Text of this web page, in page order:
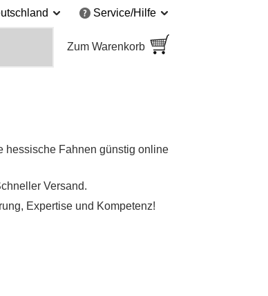
Service/Hilfe
Zum Warenkorb
hessische Fahnen günstig online
Versand.
Expertise und Kompetenz!